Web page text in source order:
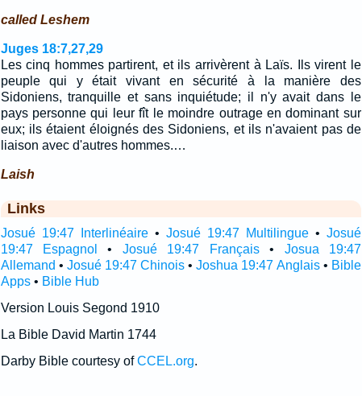
called Leshem
Juges 18:7,27,29
Les cinq hommes partirent, et ils arrivèrent à Laïs. Ils virent le
peuple qui y était vivant en sécurité à la manière des
Sidoniens, tranquille et sans inquiétude; il n'y avait dans le
pays personne qui leur fît le moindre outrage en dominant sur
eux; ils étaient éloignés des Sidoniens, et ils n'avaient pas de
liaison avec d'autres hommes.…
Laish
Links
Josué 19:47 Interlinéaire• Josué 19:47 Multilingue• Josué
19:47 Espagnol
• Josué 19:47 Français• Josua 19:47
Allemand • Josué 19:47 Chinois •Joshua 19:47 Anglais• Bible
Apps• Bible Hub
Version Louis Segond 1910
La Bible David Martin 1744
Darby Bible courtesy ofCCEL.org.